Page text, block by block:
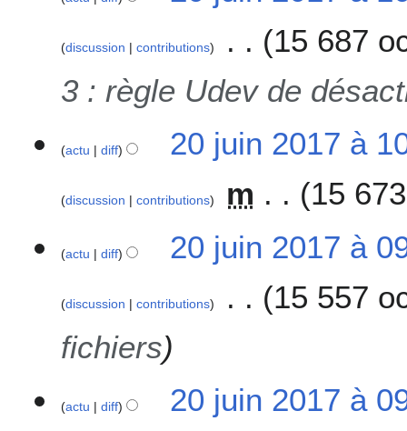
discussion contributions
15 687
3 : règle Udev de
actu diff 20 juin 2017 à
discussion contributions m 15
u
n
é
m
actu diff 20 juin 2017 à
discussion contributions
15 557
fichiers
actu diff 20 juin 2017 à